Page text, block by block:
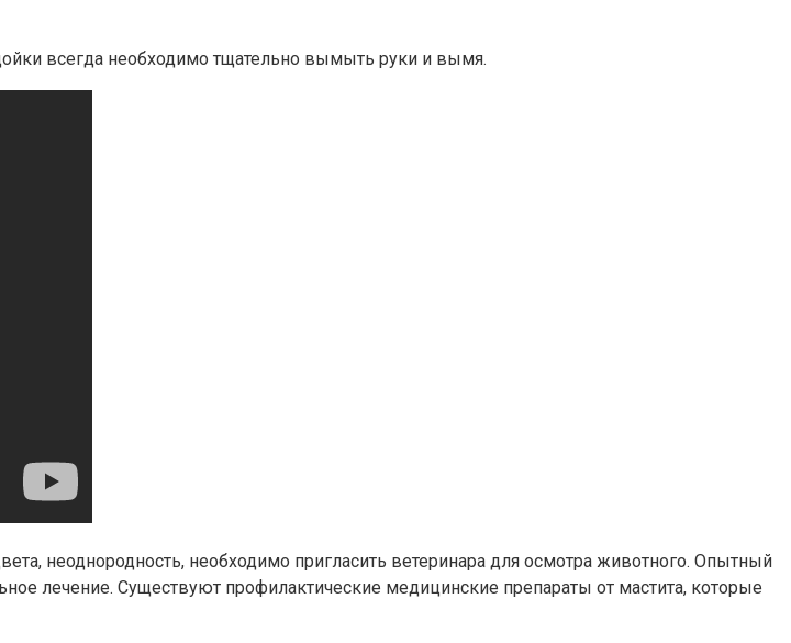
всегда необходимо тщательно вымыть руки и вымя.
неоднородность, необходимо пригласить ветеринара для осмотра животного. Опытный
лечение. Существуют профилактические медицинские препараты от мастита, которые